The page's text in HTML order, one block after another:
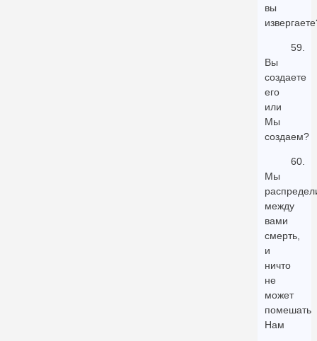
вы
59.
Вы
создаете
его
или
Мы
создаем?
60.
Мы
между
вами
смерть,
и
ничто
не
может
помешать
Нам